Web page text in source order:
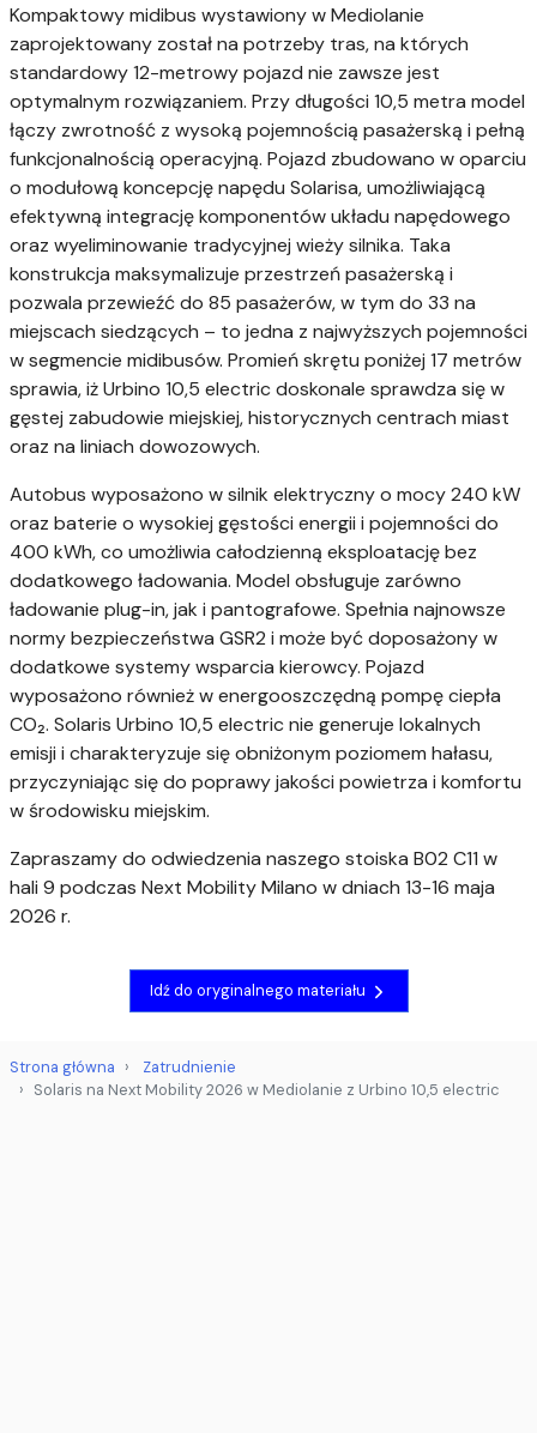
Kompaktowy midibus wystawiony w Mediolanie
zaprojektowany został na potrzeby tras, na których
standardowy 12-metrowy pojazd nie zawsze jest
optymalnym rozwiązaniem. Przy długości 10,5 metra model
łączy zwrotność z wysoką pojemnością pasażerską i pełną
funkcjonalnością operacyjną. Pojazd zbudowano w oparciu
o modułową koncepcję napędu Solarisa, umożliwiającą
efektywną integrację komponentów układu napędowego
oraz wyeliminowanie tradycyjnej wieży silnika. Taka
konstrukcja maksymalizuje przestrzeń pasażerską i
pozwala przewieźć do 85 pasażerów, w tym do 33 na
miejscach siedzących – to jedna z najwyższych pojemności
w segmencie midibusów. Promień skrętu poniżej 17 metrów
sprawia, iż Urbino 10,5 electric doskonale sprawdza się w
gęstej zabudowie miejskiej, historycznych centrach miast
oraz na liniach dowozowych.
Autobus wyposażono w silnik elektryczny o mocy 240 kW
oraz baterie o wysokiej gęstości energii i pojemności do
400 kWh, co umożliwia całodzienną eksploatację bez
dodatkowego ładowania. Model obsługuje zarówno
ładowanie plug-in, jak i pantografowe. Spełnia najnowsze
normy bezpieczeństwa GSR2 i może być doposażony w
dodatkowe systemy wsparcia kierowcy. Pojazd
wyposażono również w energooszczędną pompę ciepła
CO₂. Solaris Urbino 10,5 electric nie generuje lokalnych
emisji i charakteryzuje się obniżonym poziomem hałasu,
przyczyniając się do poprawy jakości powietrza i komfortu
w środowisku miejskim.
Zapraszamy do odwiedzenia naszego stoiska B02 C11 w
hali 9 podczas Next Mobility Milano w dniach 13-16 maja
2026 r.
Idź do oryginalnego materiału
Strona główna
Zatrudnienie
Solaris na Next Mobility 2026 w Mediolanie z Urbino 10,5 electric